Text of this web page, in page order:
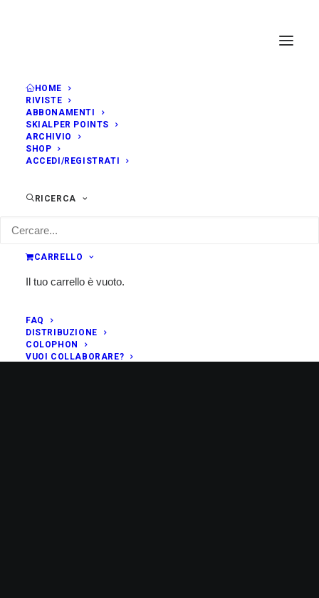
HOME
RIVISTE
ABBONAMENTI
SKIALPER POINTS
ARCHIVIO
SHOP
ACCEDI/REGISTRATI
RICERCA
CARRELLO
Il tuo carrello è vuoto.
FAQ
DISTRIBUZIONE
COLOPHON
VUOI COLLABORARE?